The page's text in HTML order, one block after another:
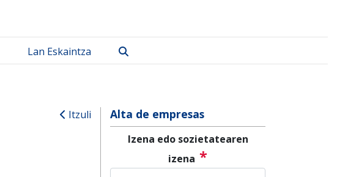
Lan Eskaintza
Itzuli Alta de empresas
Izena edo sozietatearen
izena *